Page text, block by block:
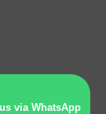
via WhatsApp